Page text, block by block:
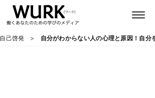
自己啓発 自分がわからない人の心理と原因！自分